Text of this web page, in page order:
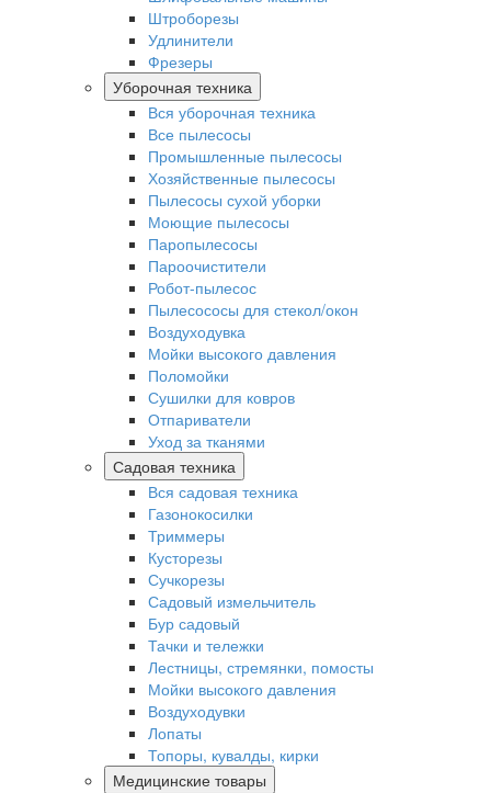
Штроборезы
Удлинители
Фрезеры
Уборочная техника
Вся уборочная техника
Все пылесосы
Промышленные пылесосы
Хозяйственные пылесосы
Пылесосы сухой уборки
Моющие пылесосы
Паропылесосы
Пароочистители
Робот-пылесос
Пылесососы для стекол/окон
Воздуходувка
Мойки высокого давления
Поломойки
Сушилки для ковров
Отпариватели
Уход за тканями
Садовая техника
Вся садовая техника
Газонокосилки
Триммеры
Кусторезы
Сучкорезы
Садовый измельчитель
Бур садовый
Тачки и тележки
Лестницы, стремянки, помосты
Мойки высокого давления
Воздуходувки
Лопаты
Топоры, кувалды, кирки
Медицинские товары